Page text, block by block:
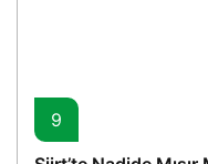
9